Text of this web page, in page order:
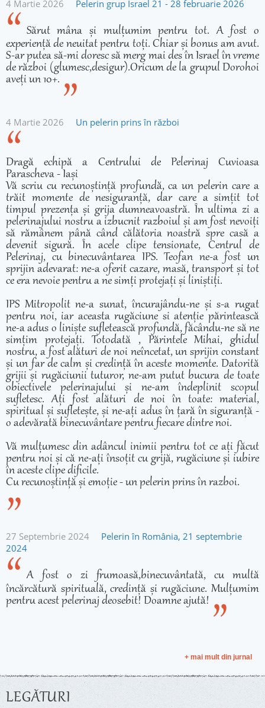
4 Martie 2026 Pelerin grup Israel 21 - 28 februarie 2026
Sărut mâna și mulțumim pentru tot. A fost o
experiență de neuitat pentru toți. Chiar și bonus am avut.
S-ar putea să-mi doresc să merg mai des în Israel în vreme
de război (glumesc,desigur).Oricum de la grupul Dorohoi
aveți un 10+.
4 Martie 2026 Un pelerin prins în război
Dragă echipă a Centrului de Pelerinaj Cuvioasa
Parascheva - Iași
Vă scriu cu recunoștință profundă, ca un pelerin care a
trăit momente de nesiguranță, dar care a simțit tot
timpul prezența și grija dumneavoastră. În ultima zi a
pelerinajului nostru a izbucnit razboiul și am fost nevoiți
să rămânem până când călătoria noastră spre casă a
devenit sigură. În acele clipe tensionate, Centrul de
Pelerinaj, cu binecuvântarea IPS. Teofan ne-a fost un
sprijin adevarat: ne-a oferit cazare, masă, transport și tot
ce era nevoie pentru a ne simți protejați și liniștiți.
IPS Mitropolit ne-a sunat, încurajându-ne și s-a rugat
pentru noi, iar aceasta rugăciune si atenție părintească
ne-a adus o liniște sufletească profundă, făcându-ne să ne
simțim protejați. Totodată , Părintele Mihai, ghidul
nostru, a fost alături de noi neîncetat, un sprijin constant
și un far de calm și credință în aceste momente. Datorită
grijii și rugăciunii tuturor, ne-am putut bucura de toate
obiectivele pelerinajului și ne-am îndeplinit scopul
sufletesc. Ați fost alături de noi în toate: material,
spiritual și sufletește, și ne-ați adus în țară în siguranță -
o adevărată binecuvântare pentru fiecare dintre noi.
Vă mulțumesc din adâncul inimii pentru tot ce ați făcut
pentru noi și că ne-ați însoțit cu grijă, rugăciune și iubire
în aceste clipe dificile.
Cu recunoștință și emoție - un pelerin prins în razboi.
27 Septembrie 2024
Pelerin în România, 21 septembrie
2024
A fost o zi frumoasă,binecuvântată, cu multă
încărcătură spirituală, credință și rugăciune. Mulțumim
pentru acest pelerinaj deosebit! Doamne ajută!
+ mai mult din jurnal
LEGĂTURI